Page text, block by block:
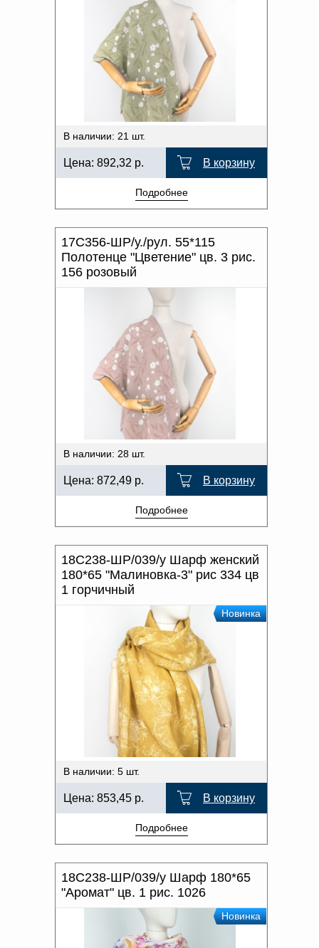
В наличии: 21 шт.
Цена: 892,32 р. В корзину
Подробнее
17С356-ШР/у./рул. 55*115
Полотенце "Цветение" цв. 3 рис.
156 розовый
В наличии: 28 шт.
Цена: 872,49 р. В корзину
Подробнее
18С238-ШР/039/у Шарф женский
180*65 "Малиновка-3" рис 334 цв
1 горчичный
Новинка
В наличии: 5 шт.
Цена: 853,45 р. В корзину
Подробнее
18С238-ШР/039/у Шарф 180*65
"Аромат" цв. 1 рис. 1026
Новинка